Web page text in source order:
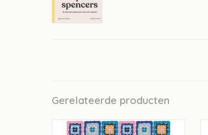
Gerelateerde producten
Het Granny Square boek - Stephanie Göhr